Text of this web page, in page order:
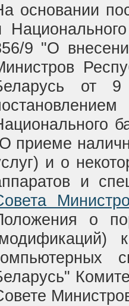
основании
9 "О
от
приеме
и о
и
о